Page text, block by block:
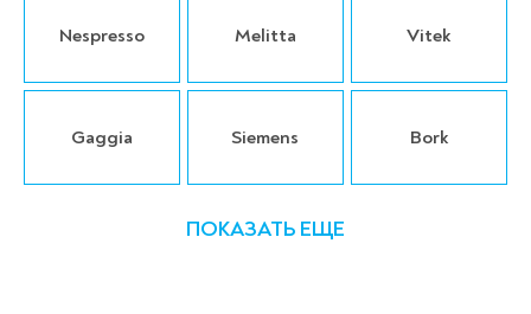
Nespresso Melitta Vitek
Gaggia Siemens Bork
ПОКАЗАТЬ ЕЩЕ